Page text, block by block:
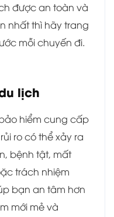
được an toàn và
nhất thì hãy trang
mỗi chuyến đi.
lịch
hiểm cung cấp
ro có thể xảy ra
bệnh tật, mất
trách nhiệm
bạn an tâm hơn
mới mẻ và